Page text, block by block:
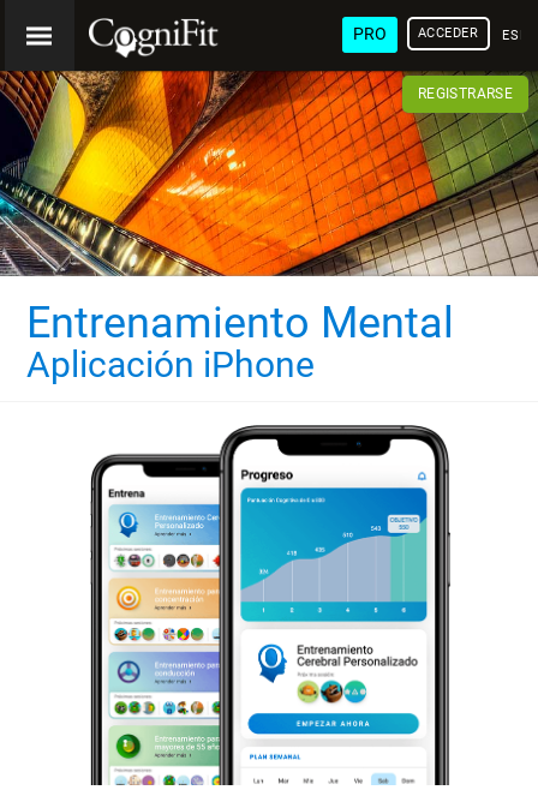
PRO ACCEDER
REGISTRARSE
Entrenamiento Mental
Aplicación iPhone